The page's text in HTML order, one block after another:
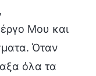
έργο Μου και
Όταν
όλα τα